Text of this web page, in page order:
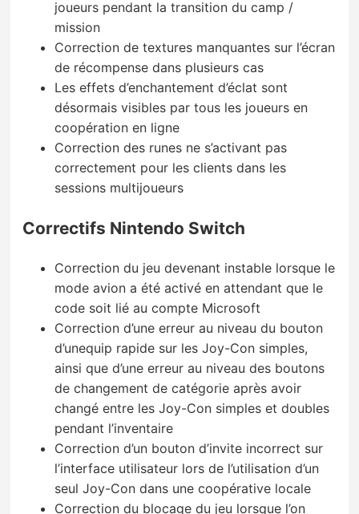
joueurs pendant la transition du camp /
mission
Correction de textures manquantes sur l’écran
de récompense dans plusieurs cas
Les effets d’enchantement d’éclat sont
désormais visibles par tous les joueurs en
coopération en ligne
Correction des runes ne s’activant pas
correctement pour les clients dans les
sessions multijoueurs
Correctifs Nintendo Switch
Correction du jeu devenant instable lorsque le
mode avion a été activé en attendant que le
code soit lié au compte Microsoft
Correction d’une erreur au niveau du bouton
d’unequip rapide sur les Joy-Con simples,
ainsi que d’une erreur au niveau des boutons
de changement de catégorie après avoir
changé entre les Joy-Con simples et doubles
pendant l’inventaire
Correction d’un bouton d’invite incorrect sur
l’interface utilisateur lors de l’utilisation d’un
seul Joy-Con dans une coopérative locale
Correction du blocage du jeu lorsque l’on